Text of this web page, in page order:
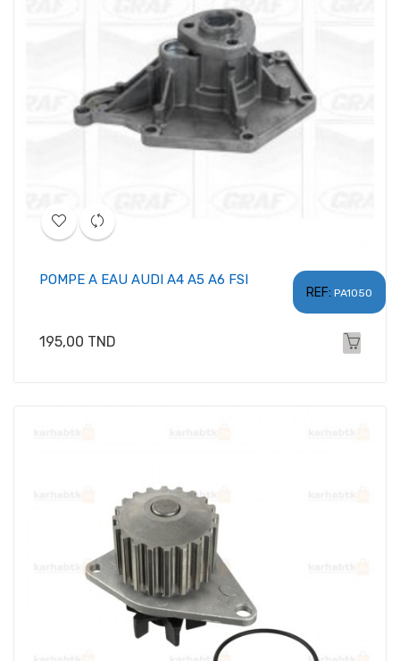
REF: PA1050
POMPE A EAU AUDI A4 A5 A6 FSI
Prix
195,00 TND